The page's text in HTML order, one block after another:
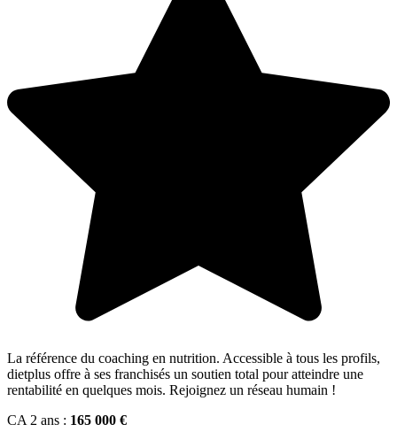
La référence du coaching en nutrition. Accessible à tous les profils,
dietplus offre à ses franchisés un soutien total pour atteindre une
rentabilité en quelques mois. Rejoignez un réseau humain !
CA 2 ans : 165 000 €